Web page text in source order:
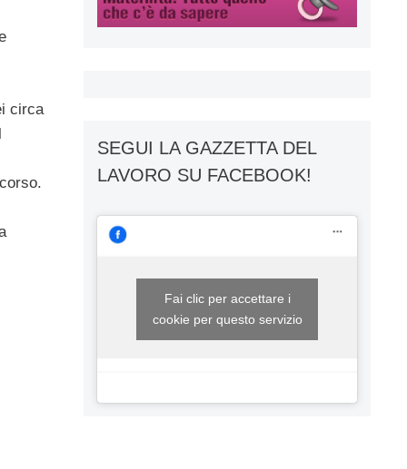
circa
SEGUI LA GAZZETTA DEL
LAVORO SU FACEBOOK!
Fai clic per accettare i
cookie per questo servizio